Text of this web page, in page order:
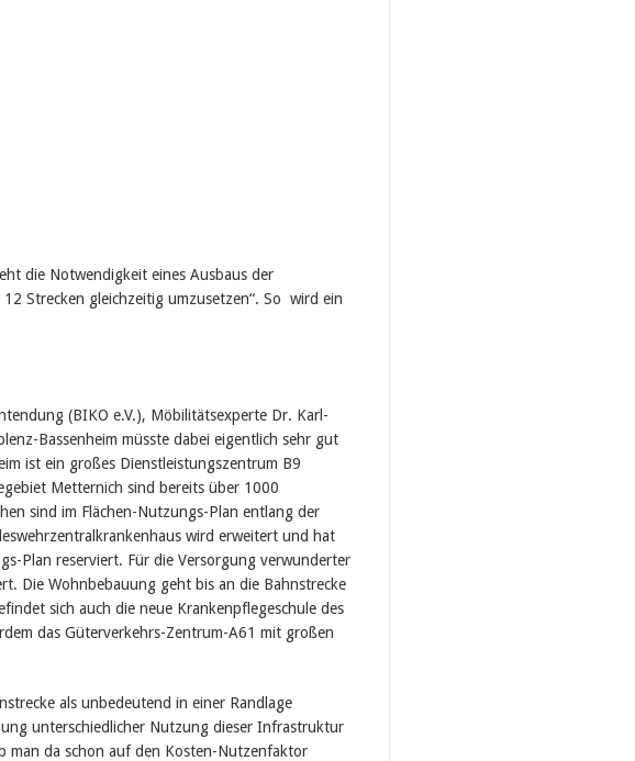
die Notwendigkeit eines Ausbaus der
Strecken gleichzeitig umzusetzen“. So wird ein
(BIKO e.V.), Möbilitätsexperte Dr. Karl-
Bassenheim müsste dabei eigentlich sehr gut
ist ein großes Dienstleistungszentrum B9
Metternich sind bereits über 1000
sind im Flächen-Nutzungs-Plan entlang der
wird erweitert und hat
Plan reserviert. Für die Versorgung verwunderter
Die Wohnbebauung geht bis an die Bahnstrecke
sich auch die neue Krankenpflegeschule des
das Güterverkehrs-Zentrum-A61 mit großen
als unbedeutend in einer Randlage
unterschiedlicher Nutzung dieser Infrastruktur
man da schon auf den Kosten-Nutzenfaktor